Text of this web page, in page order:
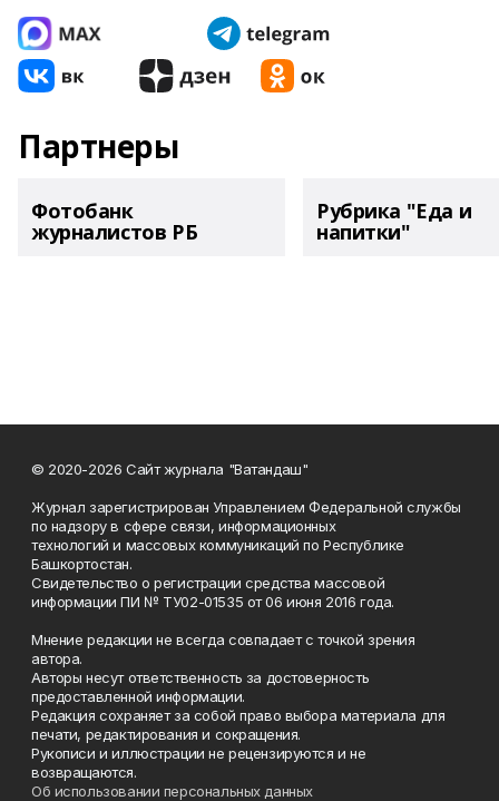
Партнеры
Фотобанк
журналистов РБ
Рубрика "Еда и
напитки"
© 2020-2026 Сайт журнала "Ватандаш"
Журнал зарегистрирован Управлением Федеральной службы
по надзору в сфере связи, информационных
технологий и массовых коммуникаций по Республике
Башкортостан.
Свидетельство о регистрации средства массовой
информации ПИ № ТУ02-01535 от 06 июня 2016 года.
Мнение редакции не всегда совпадает с точкой зрения
автора.
Авторы несут ответственность за достоверность
предоставленной информации.
Редакция сохраняет за собой право выбора материала для
печати, редактирования и сокращения.
Рукописи и иллюстрации не рецензируются и не
возвращаются.
Об использовании персональных данных